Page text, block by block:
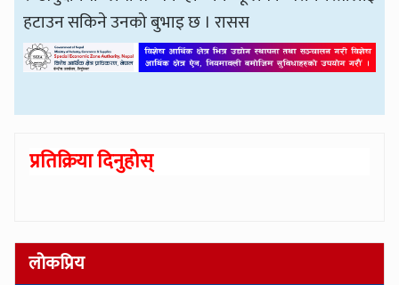
हटाउन सकिने उनको बुभाइ छ । रासस
प्रतिक्रिया दिनुहोस्
लोकप्रिय